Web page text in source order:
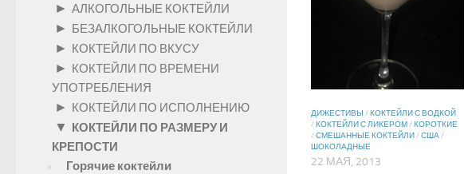
ДИЖЕСТИВЫ /КОКТЕЙЛИ С ВОДКОЙ
/КОКТЕЙЛИ С ЛИКЕРОМ/КОРОТКИЕ
/СМЕШАННЫЕ КОКТЕЙЛИ/США/
ШОКОЛАДНЫЕ
22 МАЯ, 2013
► АЛКОГОЛЬНЫЕ КОКТЕЙЛИ
► БЕЗАЛКОГОЛЬНЫЕ КОКТЕЙЛИ
► КОКТЕЙЛИ ПО ВКУСУ
► КОКТЕЙЛИ ПО ВРЕМЕНИ
УПОТРЕБЛЕНИЯ
► КОКТЕЙЛИ ПО ИСПОЛНЕНИЮ
▼ КОКТЕЙЛИ ПО РАЗМЕРУ И
КРЕПОСТИ
Горячие коктейли